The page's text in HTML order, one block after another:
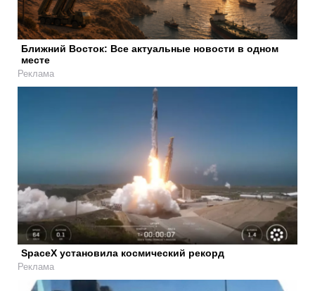
Ближний Восток: Все актуальные новости в одном
месте
Реклама
SpaceX установила космический рекорд
Реклама